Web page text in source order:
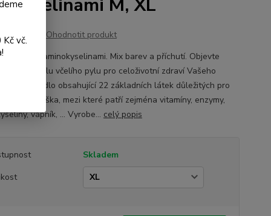
M, XL
Ohodnotit produkt
a aminokyselinami. Mix barev a příchutí. Objevte
a léčivou sílu včelího pylu pro celoživotní zdraví Vašeho
Jedlé bidlo obsahující 22 základních látek důležitých pro
život papouška, mezi které patří zejména vitamíny, enzymy,
vápník, … Vyrobe... celý popis
Skladem
vč.